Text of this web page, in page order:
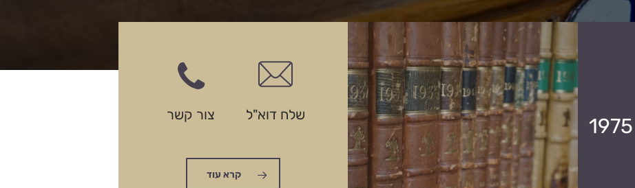
צור קשר שלח דוא"ל
קרא עוד